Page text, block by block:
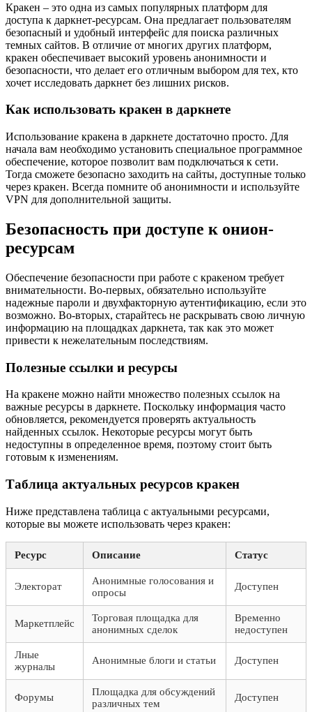
Кракен – это одна из самых популярных платформ для
доступа к даркнет-ресурсам. Она предлагает пользователям
безопасный и удобный интерфейс для поиска различных
темных сайтов. В отличие от многих других платформ,
кракен обеспечивает высокий уровень анонимности и
безопасности, что делает его отличным выбором для тех, кто
хочет исследовать даркнет без лишних рисков.
Как использовать кракен в даркнете
Использование кракена в даркнете достаточно просто. Для
начала вам необходимо установить специальное программное
обеспечение, которое позволит вам подключаться к сети.
Тогда сможете безопасно заходить на сайты, доступные только
через кракен. Всегда помните об анонимности и используйте
VPN для дополнительной защиты.
Безопасность при доступе к онион-
ресурсам
Обеспечение безопасности при работе с кракеном требует
внимательности. Во-первых, обязательно используйте
надежные пароли и двухфакторную аутентификацию, если это
возможно. Во-вторых, старайтесь не раскрывать свою личную
информацию на площадках даркнета, так как это может
привести к нежелательным последствиям.
Полезные ссылки и ресурсы
На кракене можно найти множество полезных ссылок на
важные ресурсы в даркнете. Поскольку информация часто
обновляется, рекомендуется проверять актуальность
найденных ссылок. Некоторые ресурсы могут быть
недоступны в определенное время, поэтому стоит быть
готовым к изменениям.
Таблица актуальных ресурсов кракен
Ниже представлена таблица с актуальными ресурсами,
которые вы можете использовать через кракен:
Ресурс Описание Статус
Электорат
Анонимные голосования и
опросы
Доступен
Маркетплейс
Торговая площадка для
анонимных сделок
Временно
недоступен
Лные
журналы
Анонимные блоги и статьи Доступен
Форумы
Площадка для обсуждений
различных тем
Доступен